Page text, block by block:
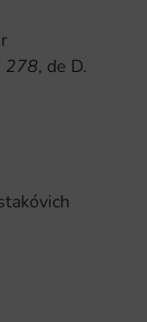
278, de D.